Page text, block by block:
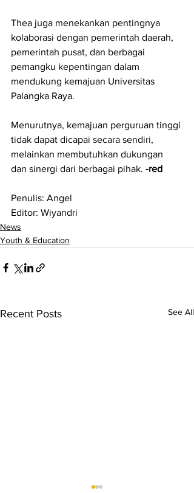
Thea juga menekankan pentingnya
kolaborasi dengan pemerintah daerah,
pemerintah pusat, dan berbagai
pemangku kepentingan dalam
mendukung kemajuan Universitas
Palangka Raya.
Menurutnya, kemajuan perguruan tinggi
tidak dapat dicapai secara sendiri,
melainkan membutuhkan dukungan
dan sinergi dari berbagai pihak. -red
Penulis: Angel
Editor: Wiyandri
News
Youth & Education
Recent Posts See All